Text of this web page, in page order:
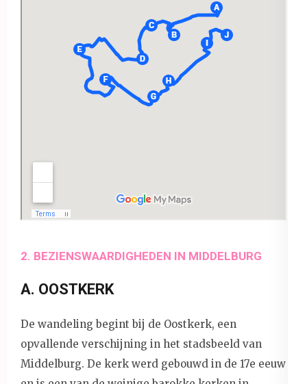
2. BEZIENSWAARDIGHEDEN IN MIDDELBURG
A. OOSTKERK
De wandeling begint bij de Oostkerk, een
opvallende verschijning in het stadsbeeld van
Middelburg. De kerk werd gebouwd in de 17e eeuw